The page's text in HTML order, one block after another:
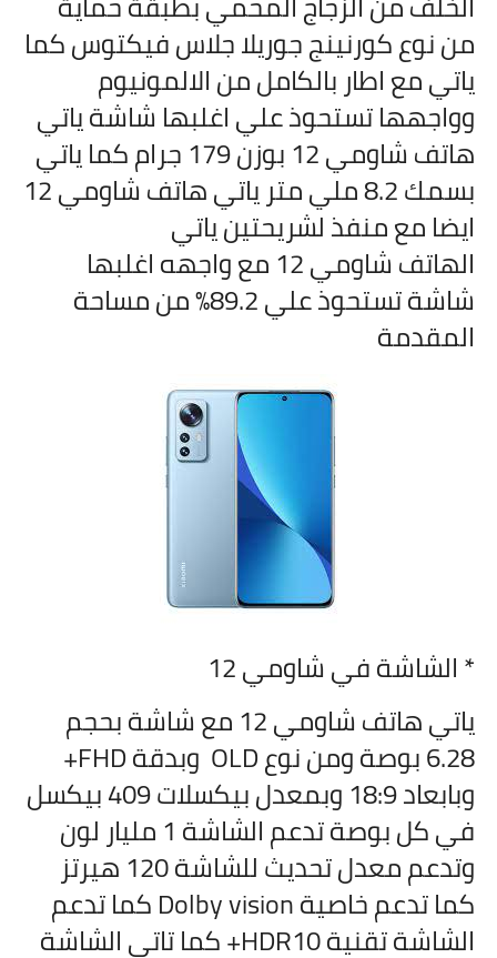
من نوع كورنينج جوريلا جلاس فيكتوس كما
ياتي مع اطار بالكامل من الالمونيوم
وواجهها تستحوذ علي اغلبها شاشة ياتي
هاتف شاومي 12 بوزن 179 جرام كما ياتي
بسمك 8.2 ملي متر ياتي هاتف شاومي 12
ايضا مع منفذ لشريحتين ياتي
الهاتف شاومي 12 مع واجهه اغلبها
شاشة تستحوذ علي 89.2% من مساحة
المقدمة
* الشاشة فيشاومي 12
ياتي هاتف
شاومي 12 مع شاشة بحجم
6.28 بوصة ومن نوع OLD وبدقة FHD+
وبابعاد 18:9 وبمعدل بيكسلات 409 بيكسل
في كل بوصة تدعم الشاشة 1 مليار لون
وتدعم معدل تحديث للشاشة 120 هيرتز
كما تدعم خاصية Dolby vision كما تدعم
الشاشة تقنية HDR10+ كما تاتي الشاشة